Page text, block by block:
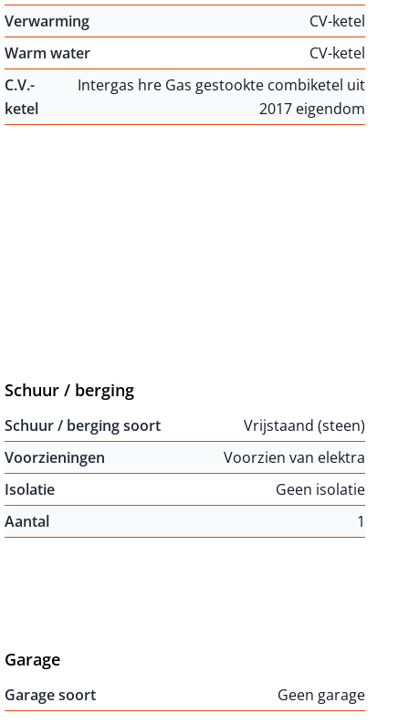
Verwarming
CV-ketel
Warm water
CV-ketel
C.V.-
ketel
Intergas hre Gas gestookte combiketel uit
2017 eigendom
Schuur / berging
Schuur / berging soort
Vrijstaand (steen)
Voorzieningen
Voorzien van elektra
Isolatie
Geen isolatie
Aantal
1
Garage
Garage soort Geen garage